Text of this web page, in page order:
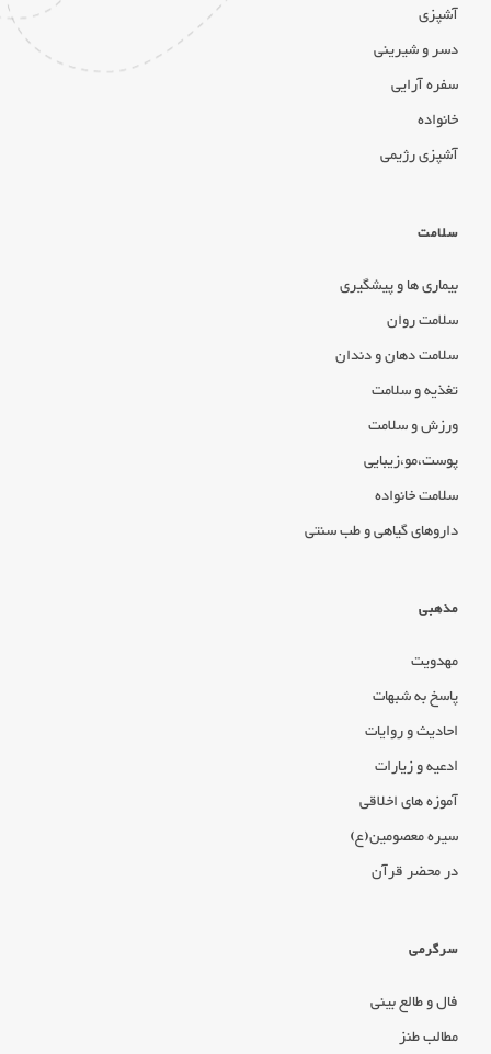
آشپزی
دسر و شیرینی
سفره آرایی
خانواده
آشپزی رژیمی
سلامت
بیماری ها و پیشگیری
سلامت روان
سلامت دهان و دندان
تغذیه و سلامت
ورزش و سلامت
پوست،مو،زیبایی
سلامت خانواده
داروهای گیاهی و طب سنتی
مذهبی
مهدویت
پاسخ به شبهات
احادیث و روایات
ادعیه و زیارات
آموزه های اخلاقی
سیره معصومین(ع)
در محضر قرآن
سرگرمی
فال و طالع بینی
مطالب طنز